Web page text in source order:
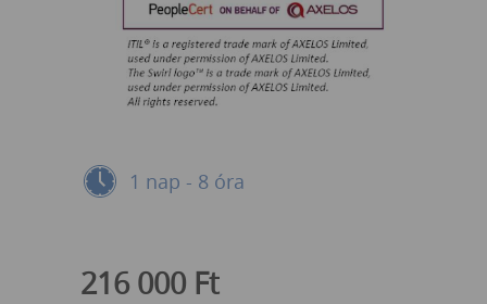
1 nap - 8 óra
216 000 Ft